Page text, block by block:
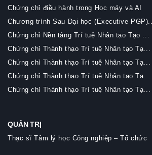
Chứng chỉ điều hành trong Học máy và AI
Chương trình Sau Đại học (Executive PGP)...
Chứng chỉ Nền tảng Trí tuệ Nhân tạo Tạo ...
Chứng chỉ Thành thạo Trí tuệ Nhân tạo Tạ...
Chứng chỉ Thành thạo Trí tuệ Nhân tạo Tạ...
Chứng chỉ Thành thạo Trí tuệ Nhân tạo Tạ...
Chứng chỉ Thành thạo Trí tuệ Nhân tạo Tạ...
QUẢN TRỊ
Thạc sĩ Tâm lý học Công nghiệp – Tổ chức